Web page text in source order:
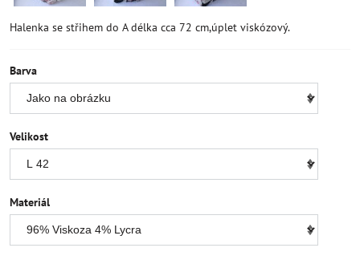
Halenka se střihem do A délka cca 72 cm,úplet viskózový.
Barva
Velikost
Materiál